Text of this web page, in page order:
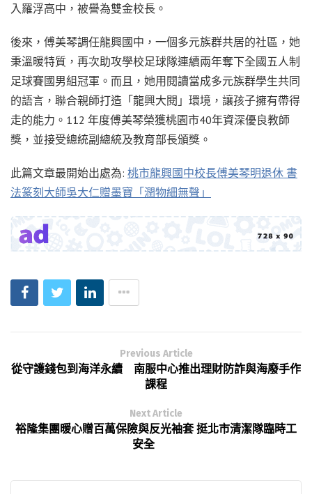
入羅浮高中，被譽為雙金校長。
後來，傅美琴調任龍興國中，一個多元族群共居的社區，她
秉溫暖特質，再次助攻學校足球隊連續兩年奪下全國五人制
足球賽國男組冠軍。而且，她用閱讀當成多元族群學生共同
的語言，聯合親師打造「龍興大閱」環境，讓孩子擁有帶得
走的能力。112 年度傅美琴榮獲桃園市40年資深優良教師
獎，並接受總統副總統及教育部長頒獎。
此篇文章最開始出處為: 桃市龍興國中校長傅美琴明退休 書
法篆刻大師吳大仁贈墨寶「潤物細無聲」
Previous Article
從守護錢包到海洋永續 南服中心推出理財防詐與海廢手作
課程
Next Article
裕隆集團暖心贈百萬保險與反光袖套 挺北市清潔隊臨時工
安全